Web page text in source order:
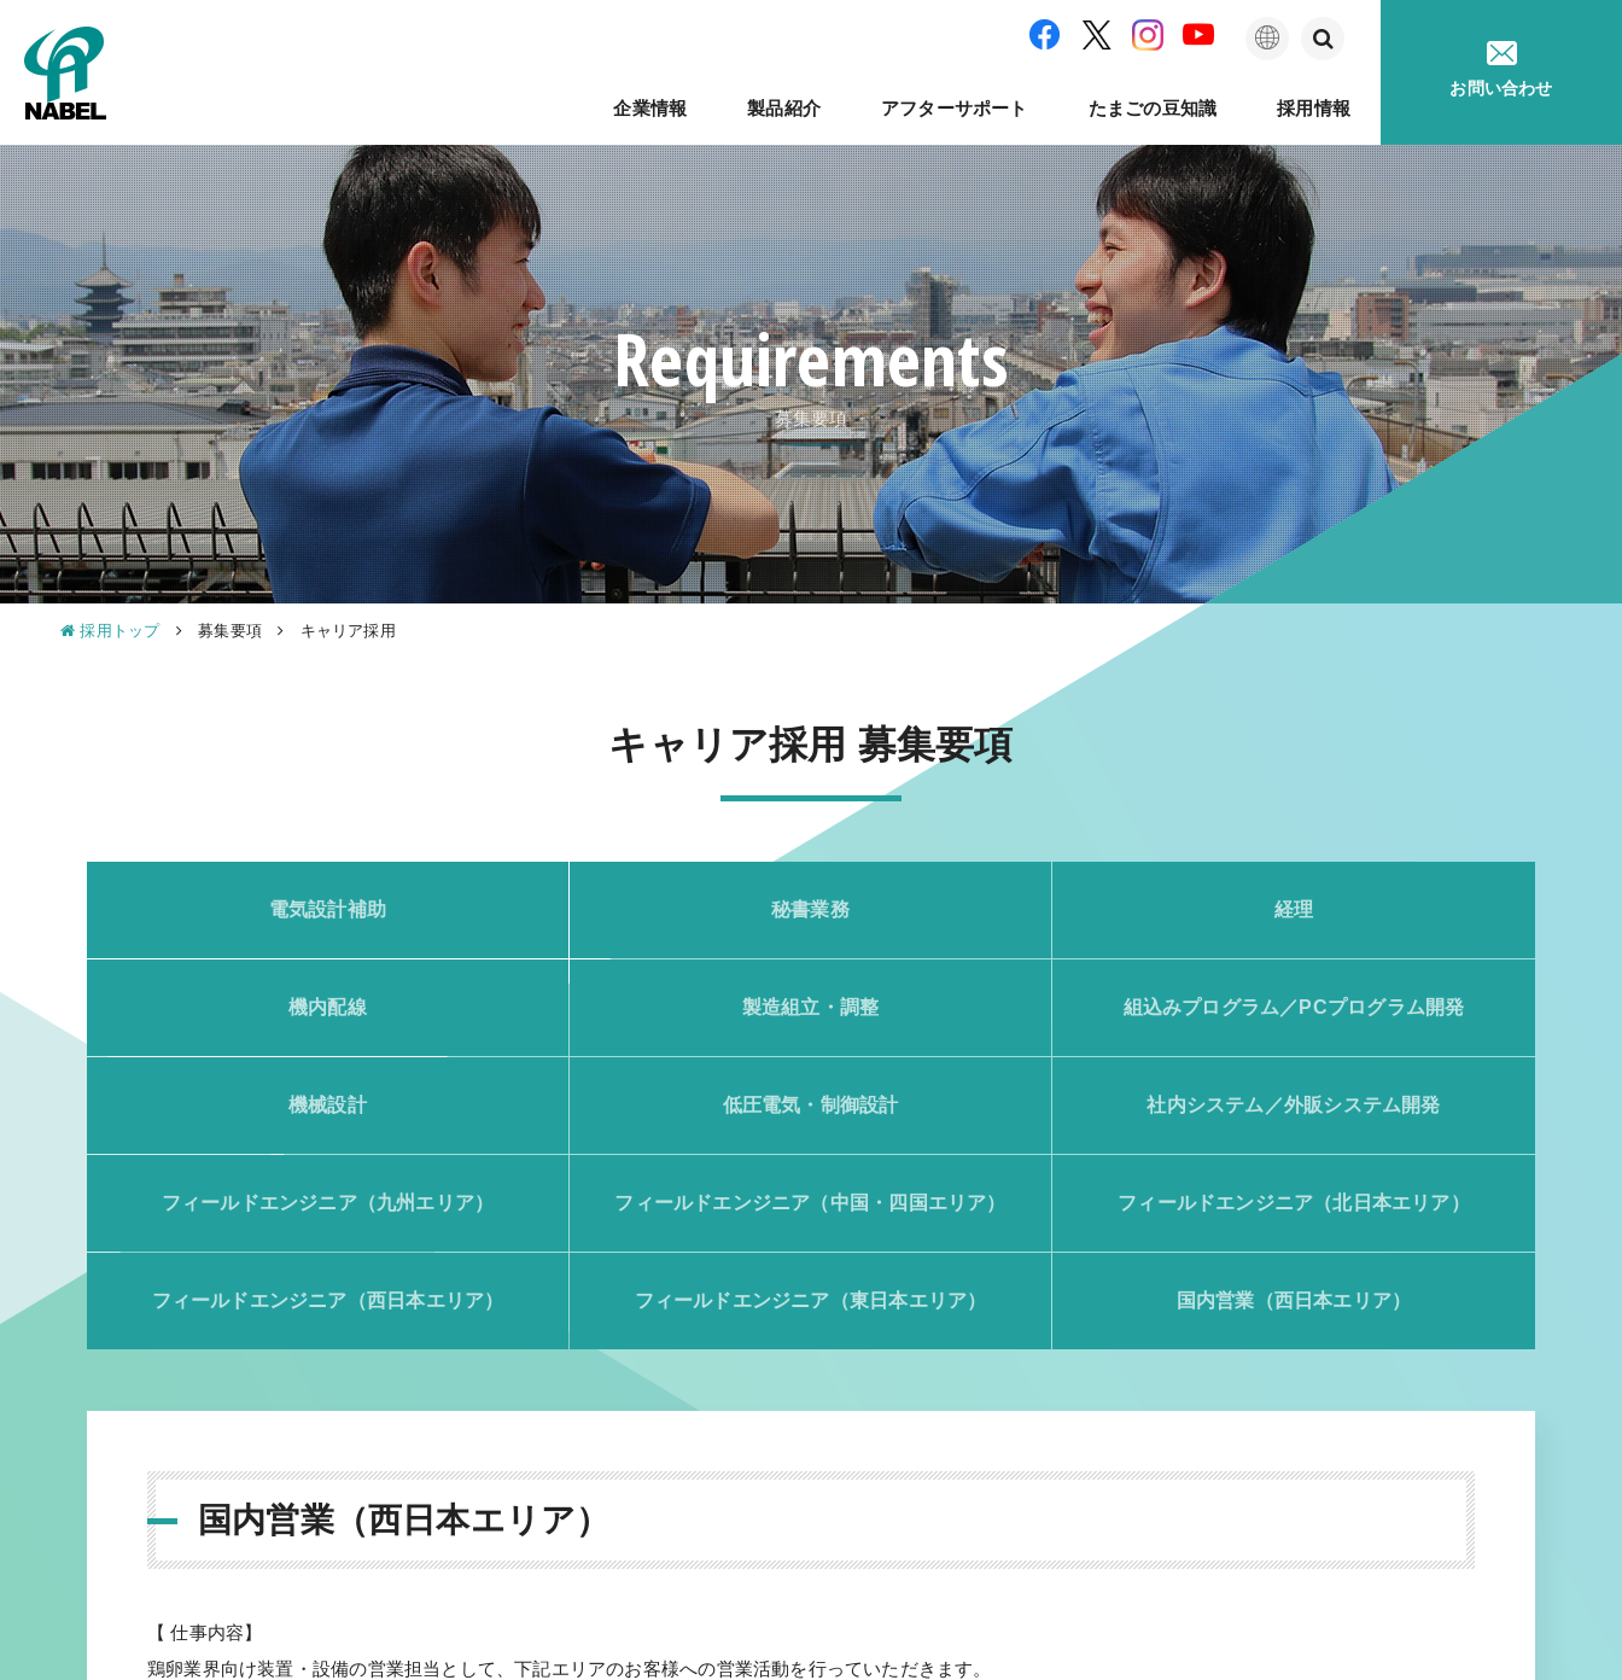
企業情報
会社概要 経営理念 拠点紹介 世界展開 ナベルネットワーク ナベルのあゆみ
製品紹介
SMART Cube パッキング グレーディング タワー型システム 検査装置 集卵装置 パレット輸送システム 種鶏孵卵 卵質測定 ソフトウェア 印字機
アフターサポート たまごの豆知識
コラム 卵事例ハンドブック 卵が届くまで
採用情報
新卒採用 キャリア採用 パート・アルバイト採用 社員インタビュー よくある質問 メッセージ 採用に関するお問い合わせ
語
お問い合わせ
Requirements
募集要項
採用トップ 募集要項 キャリア採用
キャリア採用 募集要項
電気設計補助 秘書業務 経理
機内配線 製造組立・調整 組込みプログラム／PCプログラム開発
機械設計 低圧電気・制御設計 社内システム／外販システム開発
フィールドエンジニア（九州エリア） フィールドエンジニア（中国・四国エリア） フィールドエンジニア（北日本エリア）
フィールドエンジニア（西日本エリア） フィールドエンジニア（東日本エリア） 国内営業（西日本エリア）
国内営業（西日本エリア）
【 仕事内容】
鶏卵業界向け装置・設備の営業担当として、下記エリアのお客様への営業活動を行っていただきます。